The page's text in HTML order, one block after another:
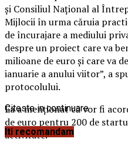
şi Consiliul Naţional al
Mijlocii în urma căruia
de încurajare a mediului
despre un proiect care va
milioane de euro şi care va
ianuarie a anului viitor”, a
protocolului.
Ea a menţionat că vor fi
de euro pentru 200 de
activitate.
Citeste in continuare
Iti recomandam